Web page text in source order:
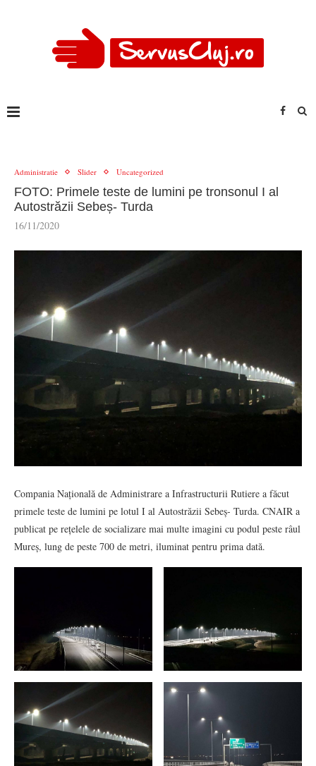
Administratie Slider Uncategorized
FOTO: Primele teste de lumini pe tronsonul I al
Autostrăzii Sebeș- Turda
16/11/2020
Compania Națională de Administrare a Infrastructurii Rutiere a făcut
primele teste de lumini pe lotul I al Autostrăzii Sebeș- Turda. CNAIR a
publicat pe rețelele de socializare mai multe imagini cu podul peste râul
Mureș, lung de peste 700 de metri, iluminat pentru prima dată.